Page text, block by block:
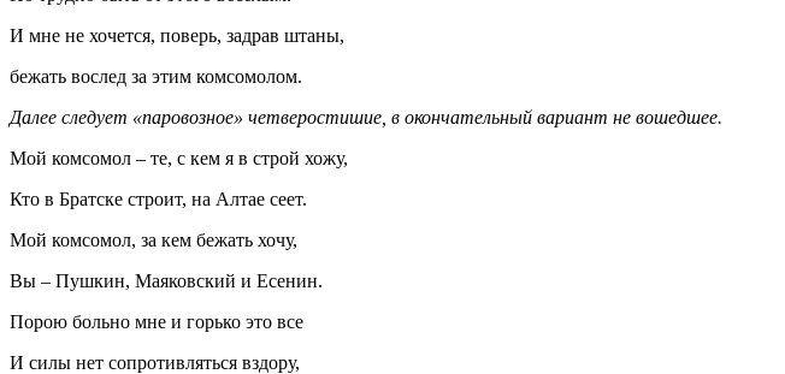
И мне не хочется, поверь, задрав штаны,
бежать вослед за этим комсомолом.
Далее следует «паровозное» четверостишие, в окончательный вариант не вошедшее.
Мой комсомол – те, с кем я в строй хожу,
Кто в Братске строит, на Алтае сеет.
Мой комсомол, за кем бежать хочу,
Вы – Пушкин, Маяковский и Есенин.
Порою больно мне и горько это все
И силы нет сопротивляться вздору,